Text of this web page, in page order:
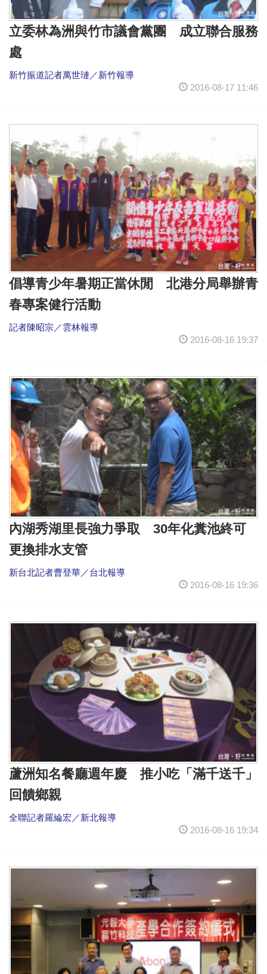
立委林為洲與竹市議會黨團 成立聯合服務
處
新竹振道記者萬世璉／新竹報導
2016-08-17 11:46
倡導青少年暑期正當休閒 北港分局舉辦青
春專案健行活動
記者陳昭宗／雲林報導
2016-08-16 19:37
內湖秀湖里長強力爭取 30年化糞池終可
更換排水支管
新台北記者曹登華／台北報導
2016-08-16 19:36
蘆洲知名餐廳週年慶 推小吃「滿千送千」
回饋鄉親
全聯記者羅綸宏／新北報導
2016-08-16 19:34